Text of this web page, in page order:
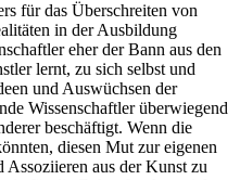
für das Überschreiten von
in der Ausbildung
eher der Bann aus den
lernt, zu sich selbst und
und Auswüchsen der
Wissenschaftler überwiegend
beschäftigt. Wenn die
diesen Mut zur eigenen
aus der Kunst zu